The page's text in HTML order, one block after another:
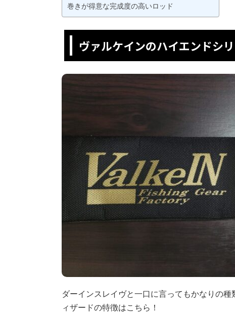
巻きが得意な完成度の高いロッド
ヴァルケインのハイエンドシ
ダーインスレイヴと一口に言ってもかなりの
ィザードの特徴はこちら！